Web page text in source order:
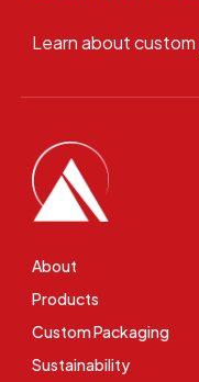
Learn about
About
Products
Custom Packaging
Sustainability